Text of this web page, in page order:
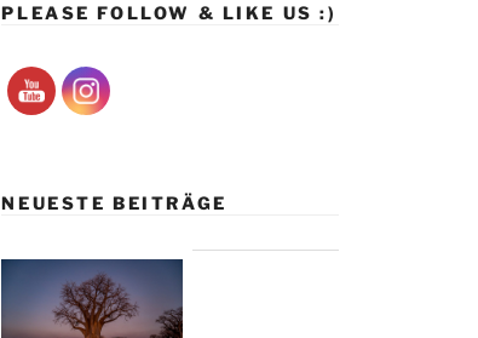
PLEASE FOLLOW & LIKE US :)
NEUESTE BEITRÄGE